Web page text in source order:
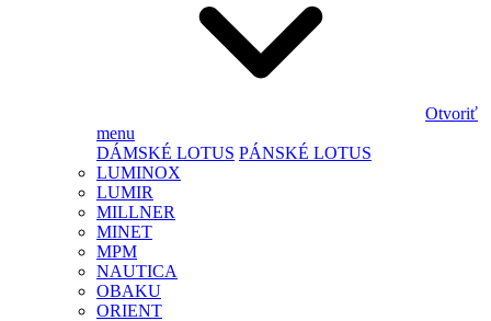
Otvoriť
menu
DÁMSKÉ LOTUS PÁNSKÉ LOTUS
LUMINOX
LUMIR
MILLNER
MINET
MPM
NAUTICA
OBAKU
ORIENT